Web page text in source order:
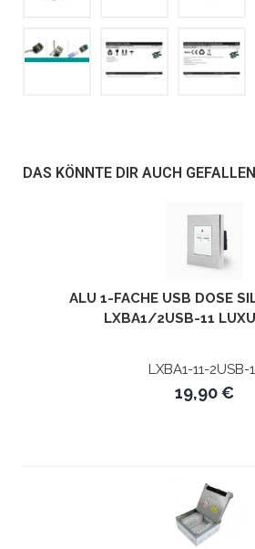
DAS KÖNNTE DIR AUCH
ALU 1-FACHE USB DOSE
XBA1/2USB-11
LXBA1-11-2USB-
19,90 €